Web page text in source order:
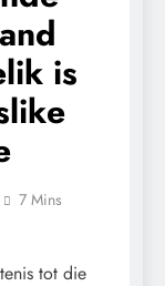
is
7 Mins
tot die